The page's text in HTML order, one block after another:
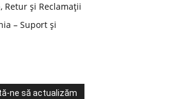
Retur și Reclamații
– Suport și
ne să actualizăm